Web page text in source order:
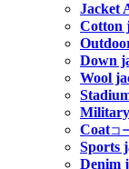
Jacket
Cotton
Down
Wool
Coatコ
Sports
Denim